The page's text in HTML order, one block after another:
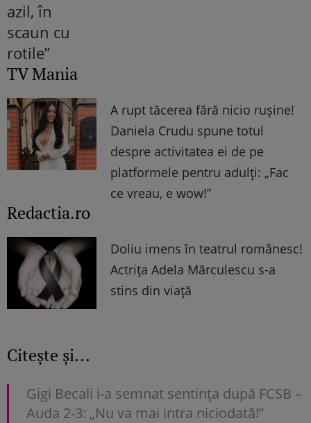
TV Mania
A rupt tăcerea fără nicio rușine!
Daniela Crudu spune totul
despre activitatea ei de pe
platformele pentru adulți: „Fac
ce vreau, e wow!”
Redactia.ro
Doliu imens în teatrul românesc!
Actrița Adela Mărculescu s-a
stins din viață
Citește și...
Gigi Becali i-a semnat sentința după FCSB –
Auda 2-3: „Nu va mai intra niciodată!”